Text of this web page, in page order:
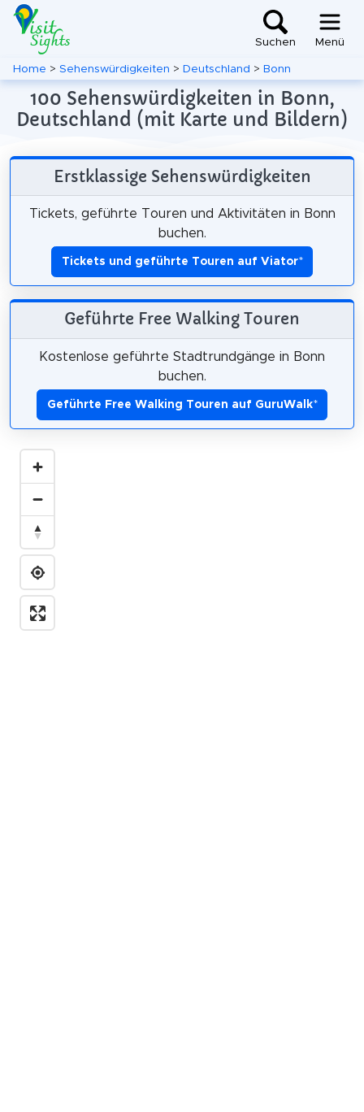
Suchen Menü
Home > Sehenswürdigkeiten > Deutschland > Bonn
100 Sehenswürdigkeiten in Bonn,
Deutschland (mit Karte und Bildern)
Erstklassige Sehenswürdigkeiten
Tickets, geführte Touren und Aktivitäten in Bonn
buchen.
Tickets und geführte Touren auf Viator*
Geführte Free Walking Touren
Kostenlose geführte Stadtrundgänge in Bonn
buchen.
Geführte Free Walking Touren auf GuruWalk*